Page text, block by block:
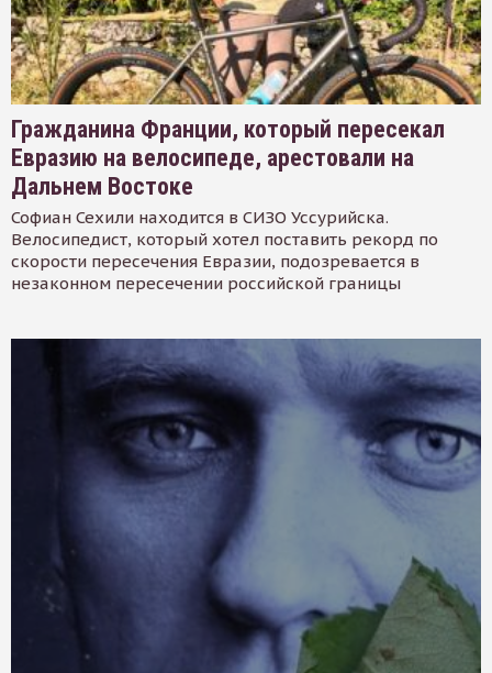
Гражданина Франции, который пересекал
Евразию на велосипеде, арестовали на
Дальнем Востоке
Софиан Сехили находится в СИЗО Уссурийска.
Велосипедист, который хотел поставить рекорд по
скорости пересечения Евразии, подозревается в
незаконном пересечении российской границы